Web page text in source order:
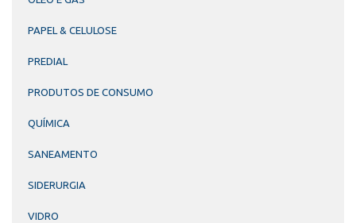
PAPEL & CELULOSE
PREDIAL
PRODUTOS DE CONSUMO
QUÍMICA
SANEAMENTO
SIDERURGIA
VIDRO